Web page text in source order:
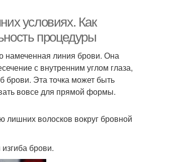
условиях. Как
процедуры
намеченная линия брови. Она
с внутренним углом глаза,
брови. Эта точка может быть
вовсе для прямой формы.
лишних волосков вокруг бровной
брови.